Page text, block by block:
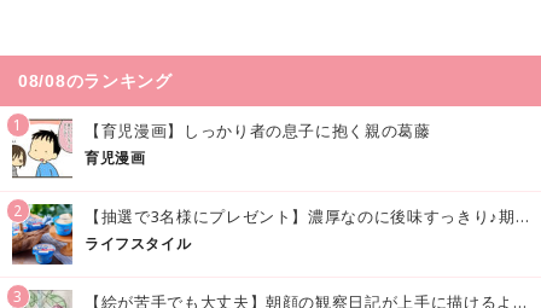
08/08のランキング
1 【育児漫画】しっかり者の息子に抱く親の葛藤
育児漫画
2 【抽選で3名様にプレゼント】濃厚なのに後味すっきり♪期間限定の「メイトーのなめらかプリン カルピス®入りソース」で夏を味わおう！
ライフスタイル
3 【絵が苦手でも大丈夫】朝顔の観察日記が上手に描けるようになる方法｜イラスト付き